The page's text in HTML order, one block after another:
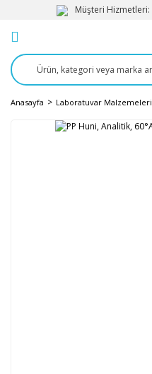
Müşteri Hizmetleri:
Anasayfa Laboratuvar Malzemeleri